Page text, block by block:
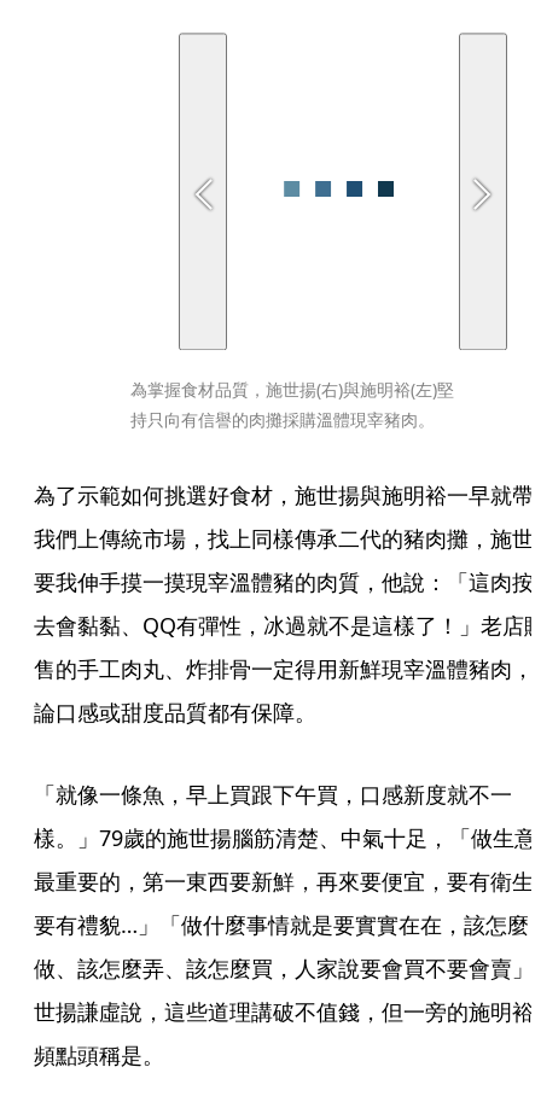
為掌握食材品質，施世揚(右)與施明裕(左)堅
持只向有信譽的肉攤採購溫體現宰豬肉。
為了示範如何挑選好食材，施世揚與施明裕一早就帶
我們上傳統市場，找上同樣傳承二代的豬肉攤，施世
要我伸手摸一摸現宰溫體豬的肉質，他說：「這肉按
去會黏黏、QQ有彈性，冰過就不是這樣了！」老店
售的手工肉丸、炸排骨一定得用新鮮現宰溫體豬肉，
論口感或甜度品質都有保障。
「就像一條魚，早上買跟下午買，口感新度就不一
樣。」79歲的施世揚腦筋清楚、中氣十足，「做生意
最重要的，第一東西要新鮮，再來要便宜，要有衛生
要有禮貌…」「做什麼事情就是要實實在在，該怎麼
做、該怎麼弄、該怎麼買，人家說要會買不要會賣」
世揚謙虛說，這些道理講破不值錢，但一旁的施明裕
頻點頭稱是。